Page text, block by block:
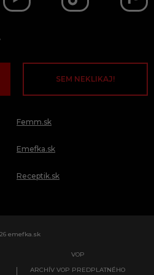
SEM NEKLIKAJ!
Femm.sk
Emefka.sk
Receptik.sk
emefka.sk
VOP
ARCHÍV VOP PREDPLATNÉHO